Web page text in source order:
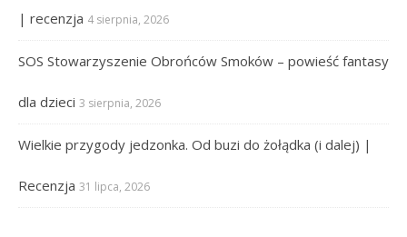
| recenzja 4 sierpnia, 2026
SOS Stowarzyszenie Obrońców Smoków – powieść fantasy
dla dzieci 3 sierpnia, 2026
Wielkie przygody jedzonka. Od buzi do żołądka (i dalej) |
Recenzja 31 lipca, 2026